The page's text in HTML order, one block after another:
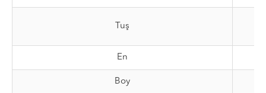
Tuş
En
Boy